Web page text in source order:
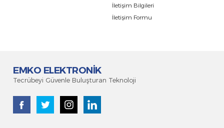
İletişim Bilgileri
İletişim Formu
EMKO ELEKTRONİK
Tecrübeyi Güvenle Buluşturan Teknoloji